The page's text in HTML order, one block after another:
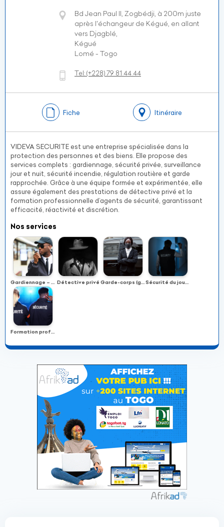
Bd Jean Paul II, Zogbédji, à 200m juste
après l'échangeur de Kégué, en allant
vers Djagblé,
Kégué
Lomé - Togo
Tel:(+228)79 81 44 44
Fiche Itinéraire
VIDEVA SECURITE est une entreprise spécialisée dans la
protection des personnes et des biens. Elle propose des
services complets : gardiennage, sécurité privée, surveillance
jour et nuit, sécurité incendie, régulation routière et garde
rapprochée. Grâce à une équipe formée et expérimentée, elle
assure également des prestations de détective privé et la
formation professionnelle d’agents de sécurité, garantissant
efficacité, réactivité et discrétion.
Nos services
Gardiennage – sécurité Détective privé Garde-corps (garde rapprochée) Sécurité du jour / du soir
Formation professionnelle d’agent de sécurité